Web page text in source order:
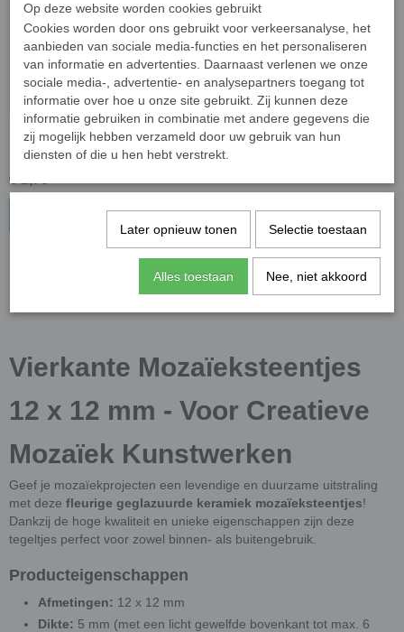
Keramiek squares 12 mm -
mix vuur en vlam; 100 gr
€ 2,70
In winkelwagen
Vierkante Mozaïeksteentjes
12 x 12 mm - Voor Creatieve
Mozaïek Kunstwerken
Geef je mozaïekprojecten een levendige en duurzame uitstraling
met deze fleurige geglazuurde keramiek mozaïeksteentjes!
Dankzij de hoge kwaliteit en unieke eigenschappen zijn deze
tegeltjes perfect voor zowel binnen- als buitengebruik.
Producteigenschappen
Afmetingen: 12 x 12 mm
Dikte: 5 mm (met een licht gewelfde bovenkant tot max. 6
Op deze website worden cookies gebruikt
Cookies worden door ons gebruikt voor verkeersanalyse, het
aanbieden van sociale media-functies en het personaliseren
van informatie en advertenties. Daarnaast verlenen we onze
sociale media-, advertentie- en analysepartners toegang tot
informatie over hoe u onze site gebruikt. Zij kunnen deze
informatie gebruiken in combinatie met andere gegevens die
zij mogelijk hebben verzameld door uw gebruik van hun
diensten of die u hen hebt verstrekt.
Later opnieuw tonen Selectie toestaan
Alles toestaan Nee, niet akkoord